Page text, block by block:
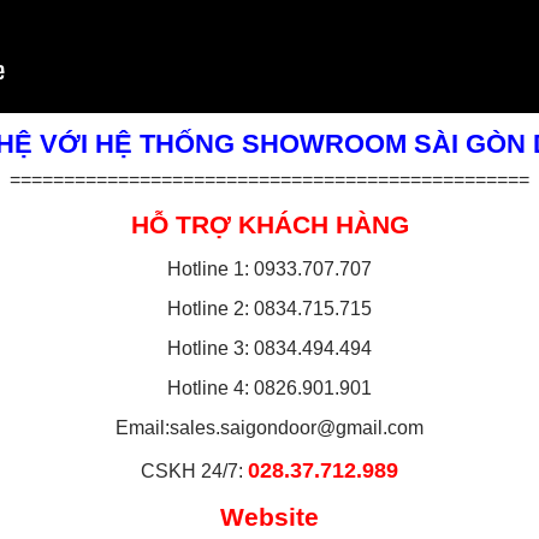
VỚI HỆ THỐNG SHOWROOM SÀI GÒN
================================================
HỖ TRỢ KHÁCH HÀNG
Hotline 1: 0933.707.707
Hotline 2: 0834.715.715
Hotline 3: 0834.494.494
Hotline 4: 0826.901.901
Email:sales.saigondoor@gmail.com
CSKH 24/7: 028.37.712.989
Website